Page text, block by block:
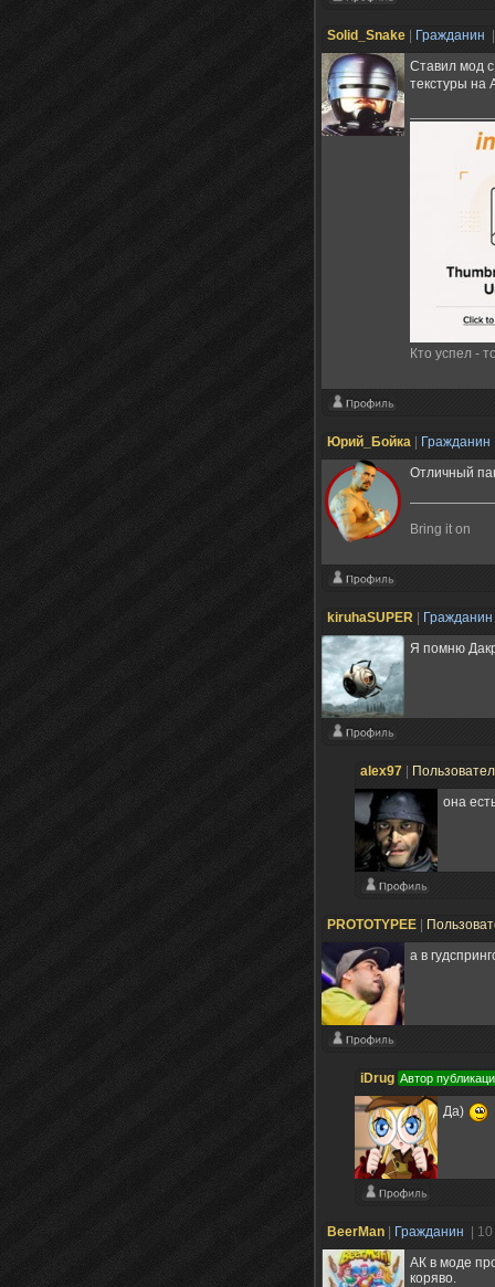
Solid_Snake Гражданин
Ставил мод
текстуры на
Кто успел -
Юрий_Бойка Гражданин
Отличный
Bring it on
kiruhaSUPER
Гражданин
Я помню
alex97
она
PROTOTYPEE
а в
iDrug Автор
Да)
BeerMan Гражданин
|
АК в моде
коряво.